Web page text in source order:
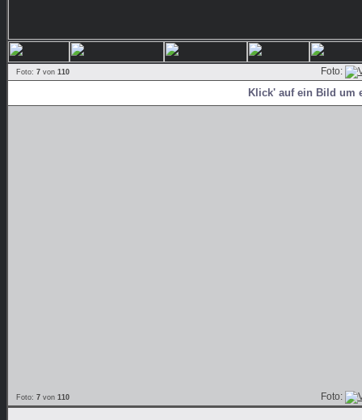
Foto: 7 von 110 Foto:
Klick' auf ein Bild um
Foto: 7 von 110 Foto: